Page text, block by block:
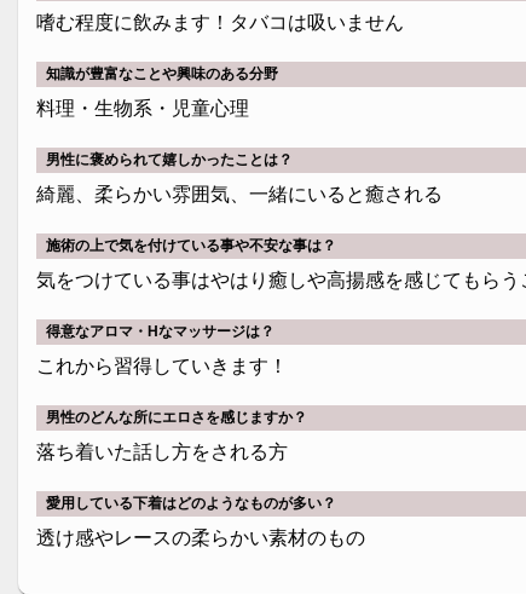
嗜む程度に飲みます！タバコは吸いません
知識が豊富なことや興味のある分野
料理・生物系・児童心理
男性に褒められて嬉しかったことは？
綺麗、柔らかい雰囲気、一緒にいると癒される
施術の上で気を付けている事や不安な事は？
気をつけている事はやはり癒しや高揚感を感じてもら
得意なアロマ・Hなマッサージは？
これから習得していきます！
男性のどんな所にエロさを感じますか？
落ち着いた話し方をされる方
愛用している下着はどのようなものが多い？
透け感やレースの柔らかい素材のもの